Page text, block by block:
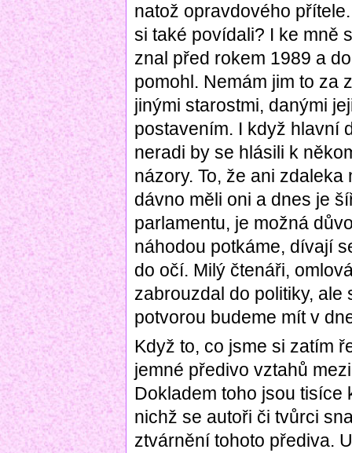
natož opravdového
si také povídali? I ke mně
znal před rokem 1989 a
pomohl. Nemám jim to za
jinými starostmi, danými
postavením. I když hlavní
neradi by se hlásili k
názory. To, že ani
dávno měli oni a dnes je
parlamentu, je možná
náhodou potkáme, dívají
do očí. Milý čtenáři,
zabrouzdal do politiky,
potvorou budeme mít v
Když to, co jsme si zatím
jemné předivo vztahů
Dokladem toho jsou tisíce
nichž se autoři či tvůrci
ztvárnění tohoto přediva.